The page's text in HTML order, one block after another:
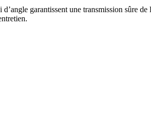
garantissent une transmission sûre